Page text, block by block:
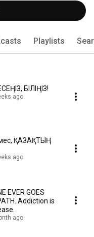
Playlists
БІЛІҢІЗ!
ago
ҚАЗАҚТЫҢ
ago
EVER GOES
Addiction is
ago